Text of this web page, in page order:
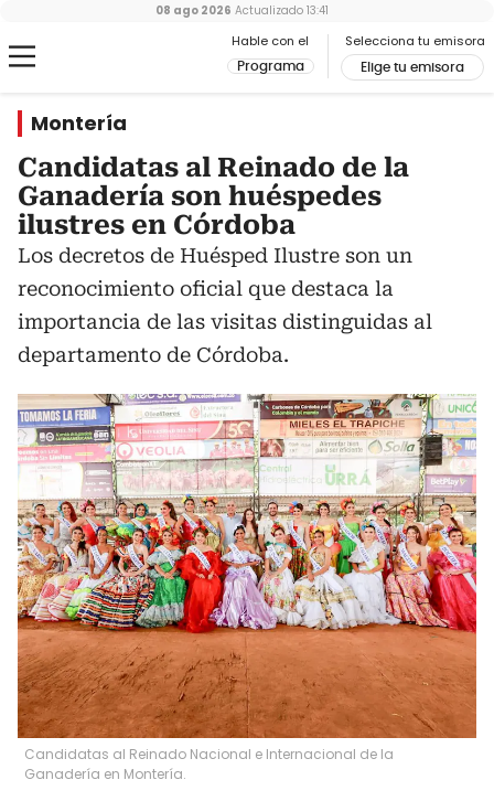
Hable con el
Programa
Selecciona tu emisora
Elige tu emisora
08 ago 2026 Actualizado 13:41
Montería
Candidatas al Reinado de la
Ganadería son huéspedes
ilustres en Córdoba
Los decretos de Huésped Ilustre son un
reconocimiento oficial que destaca la
importancia de las visitas distinguidas al
departamento de Córdoba.
Candidatas al Reinado Nacional e Internacional de la
Ganadería en Montería.